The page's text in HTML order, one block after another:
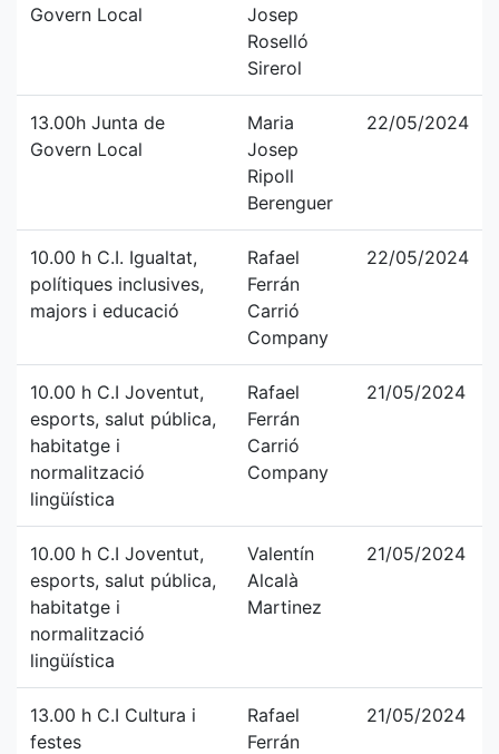
Govern Local
Josep
Roselló
Sirerol
13.00h Junta de
Govern Local
Maria
Josep
Ripoll
Berenguer
22/05/2024
10.00 h C.I. Igualtat,
polítiques inclusives,
majors i educació
Rafael
Ferrán
Carrió
Company
22/05/2024
10.00 h C.I Joventut,
esports, salut pública,
habitatge i
normalització
lingüística
Rafael
Ferrán
Carrió
Company
21/05/2024
10.00 h C.I Joventut,
esports, salut pública,
habitatge i
normalització
lingüística
Valentín
Alcalà
Martinez
21/05/2024
13.00 h C.I Cultura i
festes
Rafael
Ferrán
21/05/2024